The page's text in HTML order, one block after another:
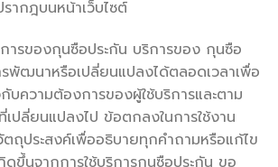
ากฎบนหน้าเว็บไซต์
การของกุนซือประกัน บริการของ กุนซือ
รพัฒนาหรือเปลี่ยนแปลงได้ตลอดเวลาเพื่อ
บความต้องการของผู้ใช้บริการและตาม
ปลี่ยนแปลงไป ข้อตกลงในการใช้งาน
ตถุประสงค์เพื่ออธิบายทุกคำถามหรือแก้ไข
ขึ้นจากการใช้บริการกุนซือประกัน ขอ